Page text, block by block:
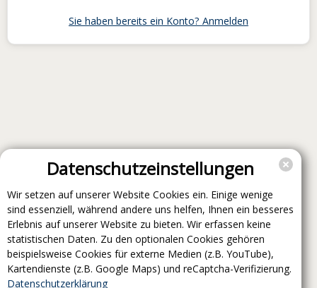
Sie haben bereits ein Konto? Anmelden
Datenschutzeinstellungen
Wir setzen auf unserer Website Cookies ein. Einige wenige
sind essenziell, während andere uns helfen, Ihnen ein besseres
Erlebnis auf unserer Website zu bieten. Wir erfassen keine
statistischen Daten. Zu den optionalen Cookies gehören
beispielsweise Cookies für externe Medien (z.B. YouTube),
Kartendienste (z.B. Google Maps) und reCaptcha-Verifizierung.
Datenschutzerklärung